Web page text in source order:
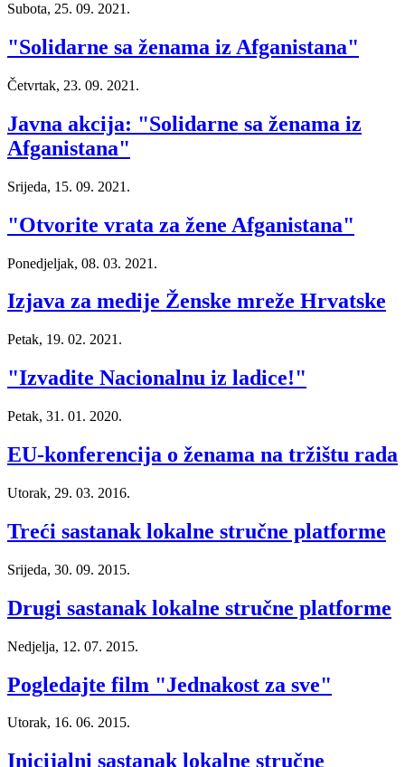
Subota, 25. 09. 2021.
"Solidarne sa ženama iz Afganistana"
Četvrtak, 23. 09. 2021.
Javna akcija: "Solidarne sa ženama iz
Afganistana"
Srijeda, 15. 09. 2021.
"Otvorite vrata za žene Afganistana"
Ponedjeljak, 08. 03. 2021.
Izjava za medije Ženske mreže Hrvatske
Petak, 19. 02. 2021.
"Izvadite Nacionalnu iz ladice!"
Petak, 31. 01. 2020.
EU-konferencija o ženama na tržištu rada
Utorak, 29. 03. 2016.
Treći sastanak lokalne stručne platforme
Srijeda, 30. 09. 2015.
Drugi sastanak lokalne stručne platforme
Nedjelja, 12. 07. 2015.
Pogledajte film "Jednakost za sve"
Utorak, 16. 06. 2015.
Inicijalni sastanak lokalne stručne